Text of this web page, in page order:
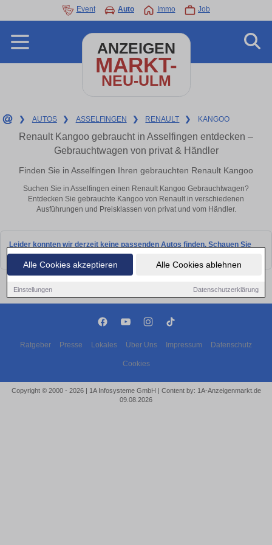
Alle Cookies akzeptieren Alle Cookies ablehnen
Einstellungen Datenschutzerklärung
Event Auto Immo Job
ANZEIGEN
MARKT-
NEU-ULM
❯ AUTOS ❯ ASSELFINGEN ❯ RENAULT ❯ KANGOO
Renault Kangoo gebraucht in Asselfingen entdecken –
Gebrauchtwagen von privat & Händler
Finden Sie in Asselfingen Ihren gebrauchten Renault Kangoo
Suchen Sie in Asselfingen einen Renault Kangoo Gebrauchtwagen?
Entdecken Sie gebrauchte Kangoo von Renault in verschiedenen
Ausführungen und Preisklassen von privat und vom Händler.
Leider konnten wir derzeit keine passenden Autos finden. Schauen Sie
bald wieder vorbei!
Ratgeber Presse Lokales Über Uns Impressum Datenschutz
Cookies
Copyright © 2000 - 2026 | 1A Infosysteme GmbH | Content by: 1A-Anzeigenmarkt.de
09.08.2026